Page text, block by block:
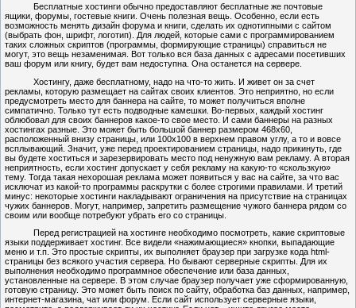
Бесплатные хостинги обычно предоставляют бесплатные же почтовые
ящики, форумы, гостевые книги. Очень полезная вещь. Особенно, если есть
возможность менять дизайн форума и книги, сделать их однотипными с сайтом
(выбрать фон, шрифт, логотип). Для людей, которые сами с программированием
таких сложных скриптов (программы, формирующие страницы) справиться не
могут, это вещь незаменимая. Вот только вся база данных с адресами посетивших
ваш форум или книгу, будет вам недоступна. Она останется на сервере.
Хостингу, даже бесплатному, надо на что-то жить. И живет он за счет
рекламы, которую размещает на сайтах своих клиентов. Это неприятно, но если
предусмотреть место для баннера на сайте, то может получиться вполне
симпатично. Только тут есть подводные камешки. Во-первых, каждый хостинг
облюбовал для своих баннеров какое-то свое место. И сами баннеры на разных
хостингах разные. Это может быть большой баннер размером 468х60,
расположенный внизу страницы, или 100х100 в верхнем правом углу, а то и вовсе
всплывающий. Значит, уже перед проектированием страницы, надо прикинуть, где
вы будете хоститься и зарезервировать место под ненужную вам рекламу. А вторая
неприятность, если хостинг допускает у себя рекламу на какую-то «скользкую»
тему. Тогда такая нехорошая реклама может появиться у вас на сайте, за что вас
исключат из какой-то программы раскрутки с более строгими правилами. И третий
минус: некоторые хостинги накладывают ограничения на присутствие на страницах
чужих баннеров. Могут, например, запретить размещение чужого баннера рядом со
своим или вообще потребуют убрать его со страницы.
Перед регистрацией на хостинге необходимо посмотреть, какие скриптовые
языки поддерживает хостинг. Все видели «нажимающиеся» кнопки, выпадающие
меню и т.п. Это простые скрипты, их выполняет браузер при загрузке кода html-
страницы без всякого участия сервера. Но бывают серверные скрипты. Для их
выполнения необходимо программное обеспечение или база данных,
установленные на сервере. В этом случае браузер получает уже сформированную,
готовую страницу. Это может быть поиск по сайту, обработка баз данных, например,
интернет-магазина , чат или форум. Если сайт использует серверные языки,